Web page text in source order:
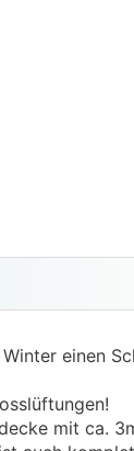
einen
mit ca.